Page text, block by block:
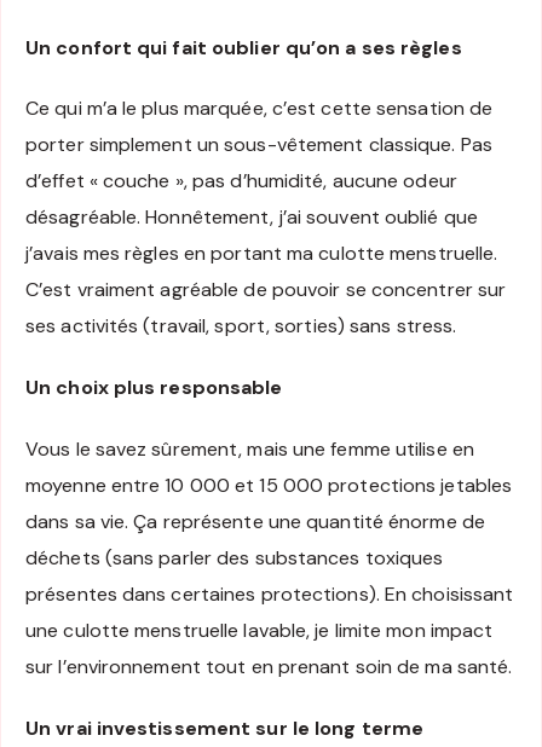
Un confort qui fait oublier qu’on a ses règles
Ce qui m’a le plus marquée, c’est cette sensation de
porter simplement un sous-vêtement classique. Pas
d’effet « couche », pas d’humidité, aucune odeur
désagréable. Honnêtement, j’ai souvent oublié que
j’avais mes règles en portant ma culotte menstruelle.
C’est vraiment agréable de pouvoir se concentrer sur
ses activités (travail, sport, sorties) sans stress.
Un choix plus responsable
Vous le savez sûrement, mais une femme utilise en
moyenne entre 10 000 et 15 000 protections jetables
dans sa vie. Ça représente une quantité énorme de
déchets (sans parler des substances toxiques
présentes dans certaines protections). En choisissant
une culotte menstruelle lavable, je limite mon impact
sur l’environnement tout en prenant soin de ma santé.
Un vrai investissement sur le long terme